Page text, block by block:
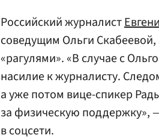
Российский журналист
соведущим Ольги Скабеевой,
«рагулями». «В случае с
насилие к журналисту.
а уже потом вице-спикер
за физическую поддержку»,
в соцсети.